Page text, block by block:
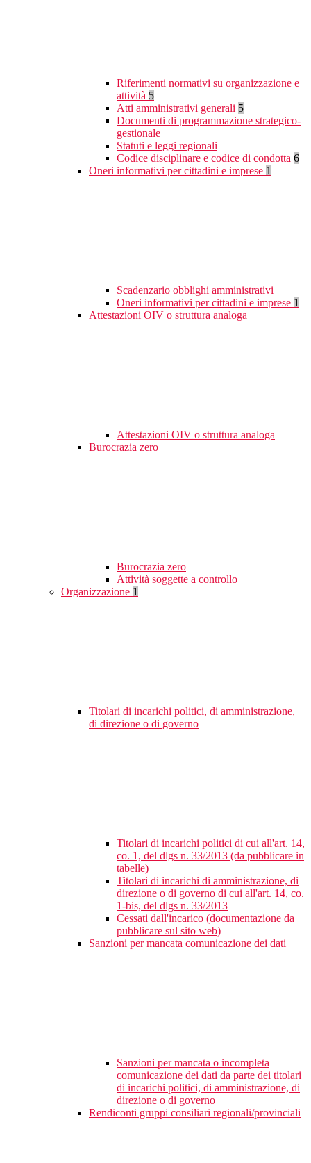
Riferimenti normativi su organizzazione e
attività 5
Atti amministrativi generali 5
Documenti di programmazione strategico-
gestionale
Statuti e leggi regionali
Codice disciplinare e codice di condotta 6
Oneri informativi per cittadini e imprese 1
Scadenzario obblighi amministrativi
Oneri informativi per cittadini e imprese 1
Attestazioni OIV o struttura analoga
Attestazioni OIV o struttura analoga
Burocrazia zero
Burocrazia zero
Attività soggette a controllo
Organizzazione 1
Titolari di incarichi politici, di amministrazione,
di direzione o di governo
Titolari di incarichi politici di cui all'art. 14,
co. 1, del dlgs n. 33/2013 (da pubblicare in
tabelle)
Titolari di incarichi di amministrazione, di
direzione o di governo di cui all'art. 14, co.
1-bis, del dlgs n. 33/2013
Cessati dall'incarico (documentazione da
pubblicare sul sito web)
Sanzioni per mancata comunicazione dei dati
Sanzioni per mancata o incompleta
comunicazione dei dati da parte dei titolari
di incarichi politici, di amministrazione, di
direzione o di governo
Rendiconti gruppi consiliari regionali/provinciali